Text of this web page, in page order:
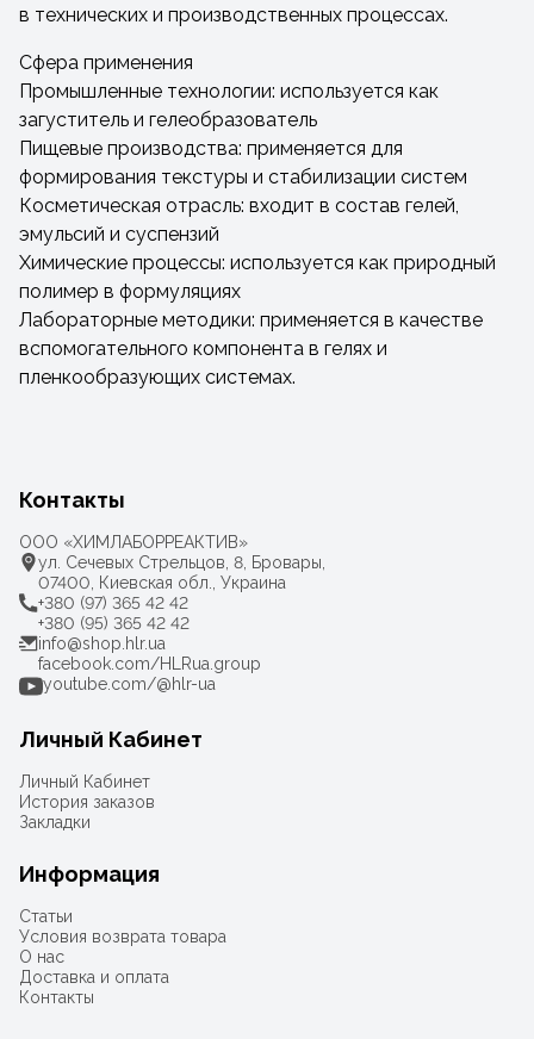
в технических и производственных процессах.
Сфера применения
Промышленные технологии: используется как
загуститель и гелеобразователь
Пищевые производства: применяется для
формирования текстуры и стабилизации систем
Косметическая отрасль: входит в состав гелей,
эмульсий и суспензий
Химические процессы: используется как природный
полимер в формуляциях
Лабораторные методики: применяется в качестве
вспомогательного компонента в гелях и
пленкообразующих системах.
Контакты
ООО «ХИМЛАБОРРЕАКТИВ»
ул. Сечевых Стрельцов, 8, Бровары,
07400, Киевская обл., Украина
+380 (97) 365 42 42
+380 (95) 365 42 42
info@shop.hlr.ua
facebook.com/HLRua.group
youtube.com/@hlr-ua
Личный Кабинет
Личный Кабинет
История заказов
Закладки
Информация
Статьи
Условия возврата товара
О нас
Доставка и оплата
Контакты